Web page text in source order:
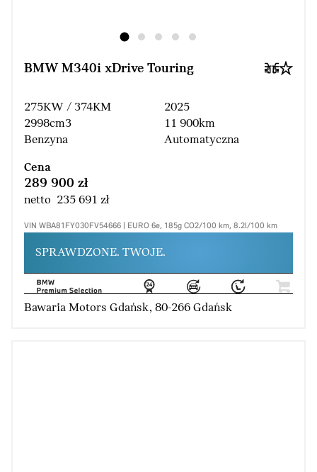
BMW M340i xDrive Touring
275KW / 374KM
2998cm3
Benzyna
2025
11 900km
Automatyczna
Cena
289 900 zł
netto 235 691 zł
VIN WBA81FY030FV54666 | EURO 6e, 185g CO2/100 km, 8.2l/100 km
SPRAWDZONE. TWOJE.
Bawaria Motors Gdańsk, 80-266 Gdańsk